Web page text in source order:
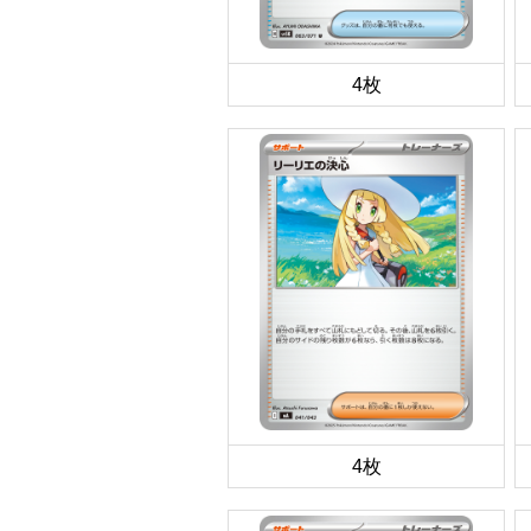
4枚
4枚